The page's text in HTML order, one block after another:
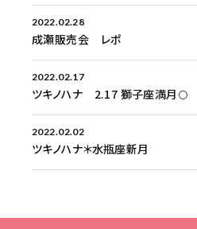
2022.02.28
成瀬販売会 レポ
2022.02.17
ツキノハナ 2.17 獅子座満月🌕
2022.02.02
ツキノハナ＊水瓶座新月